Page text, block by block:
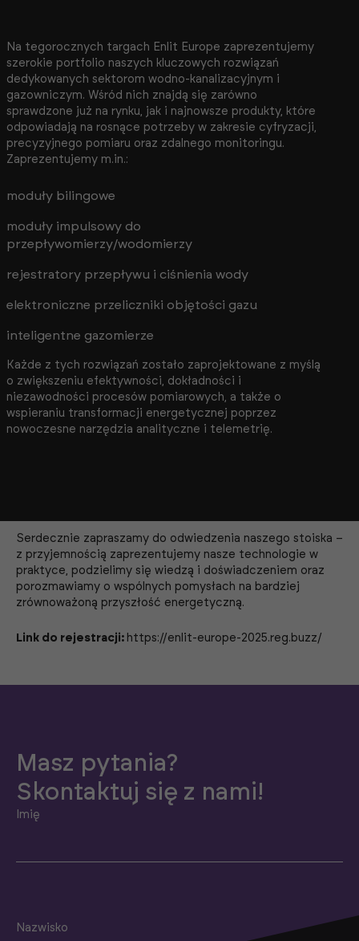
Na tegorocznych targach Enlit Europe zaprezentujemy
szerokie portfolio naszych kluczowych rozwiązań
dedykowanych sektorom wodno-kanalizacyjnym i
gazowniczym. Wśród nich znajdą się zarówno
sprawdzone już na rynku, jak i najnowsze produkty, które
odpowiadają na rosnące potrzeby w zakresie cyfryzacji,
precyzyjnego pomiaru oraz zdalnego monitoringu.
Zaprezentujemy m.in.:
moduły bilingowe
moduły impulsowy do
przepływomierzy/wodomierzy
rejestratory przepływu i ciśnienia wody
elektroniczne przeliczniki objętości gazu
inteligentne gazomierze
Każde z tych rozwiązań zostało zaprojektowane z myślą
o zwiększeniu efektywności, dokładności i
niezawodności procesów pomiarowych, a także o
wspieraniu transformacji energetycznej poprzez
nowoczesne narzędzia analityczne i telemetrię.
Serdecznie zapraszamy do odwiedzenia naszego stoiska –
z przyjemnością zaprezentujemy nasze technologie w
praktyce, podzielimy się wiedzą i doświadczeniem oraz
porozmawiamy o wspólnych pomysłach na bardziej
zrównoważoną przyszłość energetyczną.
Link do rejestracji: https://enlit-europe-2025.reg.buzz/
Masz pytania?
Skontaktuj się z nami!
Imię
Nazwisko